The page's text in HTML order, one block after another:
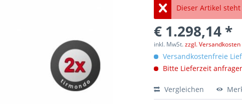
Dieser Artikel
€ 1.298,14 *
inkl. MwSt.zzgl. Versandkosten
Versandkostenfreie
Bitte Lieferzeit
Vergleichen